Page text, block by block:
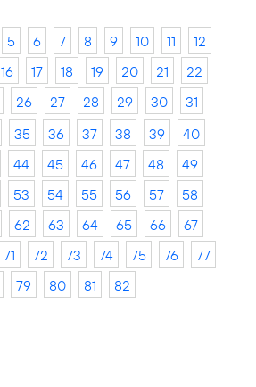
5 6 7 8 9 10 11
12
16 17 18 19 20 21
22
26 27 28 29 30
31
35 36 37 38 39
40
44 45 46 47 48
49
53 54 55 56 57
58
62 63 64 65 66
67
71 72 73 74 75 76
77
79 80 81 82